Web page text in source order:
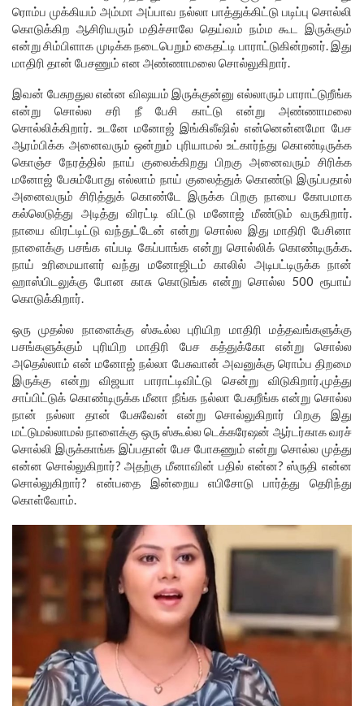
ரொம்ப முக்கியம் அம்மா அப்பாவ நல்லா பாத்துக்கிட்டு படிப்பு சொல்லி
கொடுக்கிற ஆசிரியரும் மதிச்சாலே தெய்வம் நம்ம கூட இருக்கும்
என்று சிம்பிளாக முடிக்க நடைபெறும் கைதட்டி பாராட்டுகின்றனர். இது
மாதிரி தான் பேசணும் என அண்ணாமலை சொல்லுகிறார்.
இவன் பேசுறதுல என்ன விஷயம் இருக்குன்னு எல்லாரும் பாராட்டுறீங்க
என்று சொல்ல சரி நீ பேசி காட்டு என்று அண்ணாமலை
சொல்லிக்கிறார். உடனே மனோஜ் இங்கிலீஷில் என்னென்னமோ பேச
ஆரம்பிக்க அனைவரும் ஒன்றும் புரியாமல் உட்கார்ந்து கொண்டிருக்க
கொஞ்ச நேரத்தில் நாய் குலைக்கிறது பிறகு அனைவரும் சிரிக்க
மனோஜ் பேசும்போது எல்லாம் நாய் குலைத்துக் கொண்டு இருப்பதால்
அனைவரும் சிரித்துக் கொண்டே இருக்க பிறகு நாயை கோபமாக
கல்லெடுத்து அடித்து விரட்டி விட்டு மனோஜ் மீண்டும் வருகிறார்.
நாயை விரட்டிட்டு வந்துட்டேன் என்று சொல்ல இது மாதிரி பேசினா
நாளைக்கு பசங்க எப்படி கேப்பாங்க என்று சொல்லிக் கொண்டிருக்க.
நாய் உரிமையாளர் வந்து மனோஜிடம் காலில் அடிபட்டிருக்க நான்
ஹாஸ்பிடலுக்கு போன காசு கொடுங்க என்று சொல்ல 500 ரூபாய்
கொடுக்கிறார்.
ஒரு முதல்ல நாளைக்கு ஸ்கூல்ல புரியிற மாதிரி மத்தவங்களுக்கு
பசங்களுக்கும் புரியிற மாதிரி பேச கத்துக்கோ என்று சொல்ல
அதெல்லாம் என் மனோஜ் நல்லா பேசுவான் அவனுக்கு ரொம்ப திறமை
இருக்கு என்று விஜயா பாராட்டிவிட்டு சென்று விடுகிறார்.முத்து
சாப்பிட்டுக் கொண்டிருக்க மீனா நீங்க நல்லா பேசுறீங்க என்று சொல்ல
நான் நல்லா தான் பேசுவேன் என்று சொல்லுகிறார் பிறகு இது
மட்டுமல்லாமல் நாளைக்கு ஒரு ஸ்கூல்ல டெக்கரேஷன் ஆர்டர்காக வரச்
சொல்லி இருக்காங்க இப்பதான் பேச போகணும் என்று சொல்ல முத்து
என்ன சொல்லுகிறார்? அதற்கு மீனாவின் பதில் என்ன? ஸ்ருதி என்ன
சொல்லுகிறார்? என்பதை இன்றைய எபிசோடு பார்த்து தெரிந்து
கொள்வோம்.